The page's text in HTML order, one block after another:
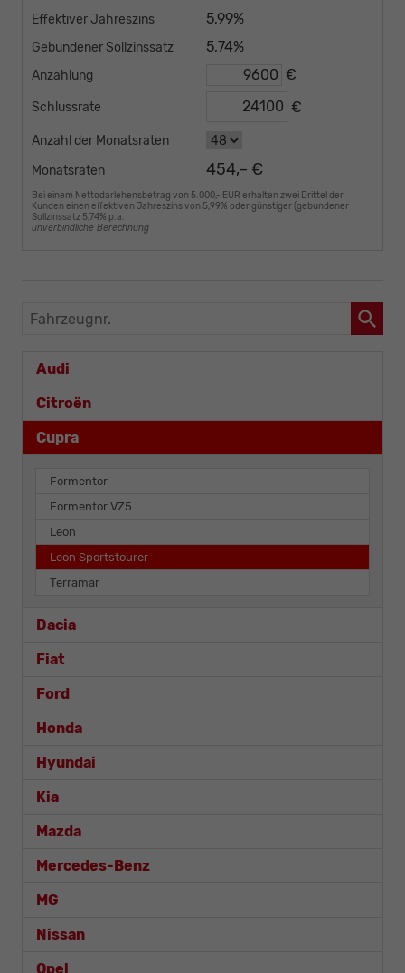
Effektiver Jahreszins 5,99%
Gebundener Sollzinssatz 5,74%
Anzahlung €
Schlussrate €
Anzahl der Monatsraten
Monatsraten
454,– €
Bei einem Nettodarlehensbetrag von 5.000,- EUR erhalten zwei Drittel der
Kunden einen effektiven Jahreszins von 5,99% oder günstiger (gebundener
Sollzinssatz 5,74% p.a.
unverbindliche Berechnung
Fahrzeugnr.
Audi
Citroën
Cupra
Formentor
Formentor VZ5
Leon
Leon Sportstourer
Terramar
Dacia
Fiat
Ford
Honda
Hyundai
Kia
Mazda
Mercedes-Benz
MG
Nissan
Opel